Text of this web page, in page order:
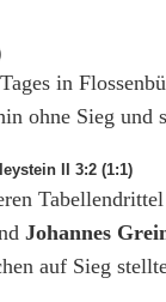
in
ohne Sieg und
II 3:2 (1:1)
Johannes
auf Sieg